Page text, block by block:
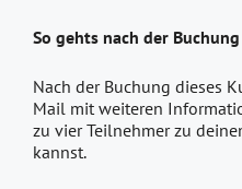
So gehts nach der
Nach der Buchung dieses
Mail mit weiteren
zu vier Teilnehmer zu
kannst.